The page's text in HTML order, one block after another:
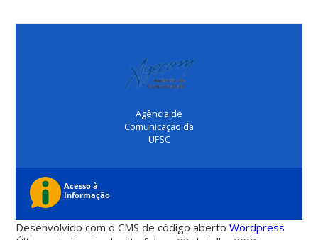
Agência de
Comunicação da
UFSC
Desenvolvido com o CMS de código abertoWordpress